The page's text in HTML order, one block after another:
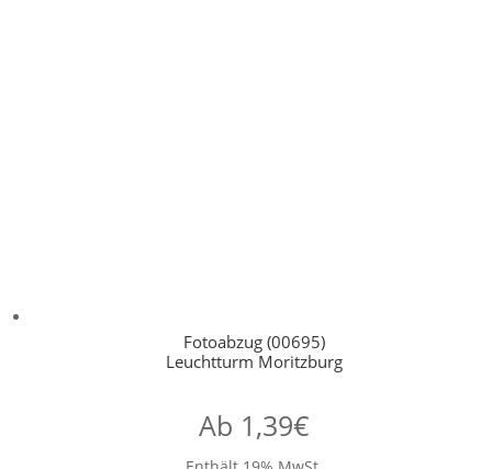
Fotoabzug (00695)
Leuchtturm Moritzburg
Ab 1,39€